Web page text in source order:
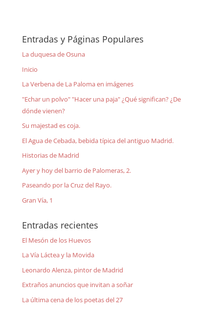
Entradas y Páginas Populares
La duquesa de Osuna
Inicio
La Verbena de La Paloma en imágenes
"Echar un polvo" "Hacer una paja" ¿Qué significan? ¿De
dónde vienen?
Su majestad es coja.
El Agua de Cebada, bebida típica del antiguo Madrid.
Historias de Madrid
Ayer y hoy del barrio de Palomeras, 2.
Paseando por la Cruz del Rayo.
Gran Vía, 1
Entradas recientes
El Mesón de los Huevos
La Vía Láctea y la Movida
Leonardo Alenza, pintor de Madrid
Extraños anuncios que invitan a soñar
La última cena de los poetas del 27